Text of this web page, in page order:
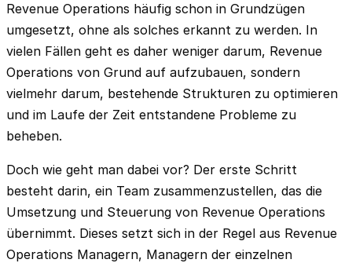
Revenue Operations häufig schon in Grundzügen
umgesetzt, ohne als solches erkannt zu werden. In
vielen Fällen geht es daher weniger darum, Revenue
Operations von Grund auf aufzubauen, sondern
vielmehr darum, bestehende Strukturen zu optimieren
und im Laufe der Zeit entstandene Probleme zu
beheben.
Doch wie geht man dabei vor? Der erste Schritt
besteht darin, ein Team zusammenzustellen, das die
Umsetzung und Steuerung von Revenue Operations
übernimmt. Dieses setzt sich in der Regel aus Revenue
Operations Managern, Managern der einzelnen